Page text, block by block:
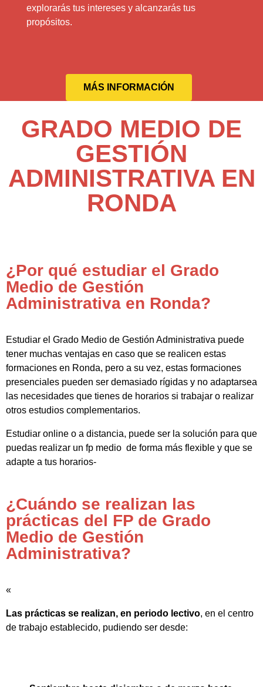
explorarás tus intereses y alcanzarás tus
propósitos.
MÁS INFORMACIÓN
GRADO MEDIO DE
GESTIÓN
ADMINISTRATIVA EN
RONDA
¿Por qué estudiar el Grado
Medio de Gestión
Administrativa en Ronda?
Estudiar el Grado Medio de Gestión Administrativa puede
tener muchas ventajas en caso que se realicen estas
formaciones en Ronda, pero a su vez, estas formaciones
presenciales pueden ser demasiado rígidas y no adaptarsea
las necesidades que tienes de horarios si trabajar o realizar
otros estudios complementarios.
Estudiar online o a distancia, puede ser la solución para que
puedas realizar un fp medio de forma más flexible y que se
adapte a tus horarios-
¿Cuándo se realizan las
prácticas del FP de Grado
Medio de Gestión
Administrativa?
«
Las prácticas se realizan, en periodo lectivo, en el centro
de trabajo establecido, pudiendo ser desde: